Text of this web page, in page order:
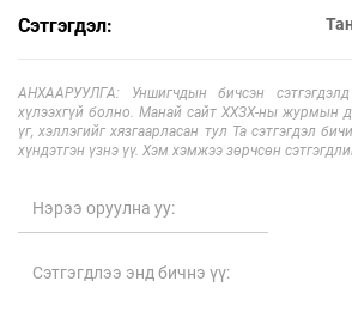
Сэтгэгдэл:
АНХААРУУЛГА: Уншигчдын бичсэн сэтгэгдэлд
хүлээхгүй болно. Манай сайт ХХЗХ-ны журмын
үг, хэллэгийг хязгаарласан тул Та сэтгэгдэл
хүндэтгэн үзнэ үү. Хэм хэмжээ зөрчсөн